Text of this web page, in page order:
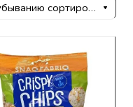
По убыванию сортировки